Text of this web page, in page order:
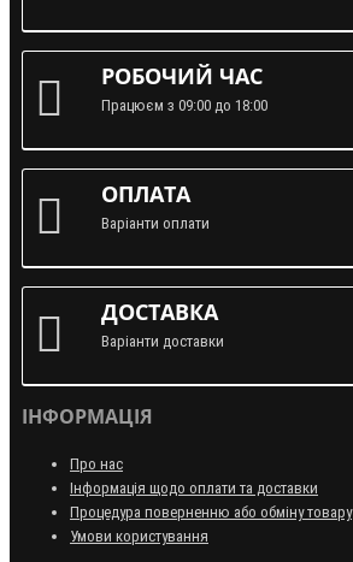
РОБОЧИЙ ЧАС
Працюєм з 09:00 до 18:00
ОПЛАТА
Варіанти оплати
ДОСТАВКА
Варіанти доставки
ІНФОРМАЦІЯ
Про нас
Інформація щодо оплати та доставки
Процедура поверненню або обміну товару
Умови користування